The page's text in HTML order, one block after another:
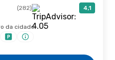
(282) 4,1
da cidade